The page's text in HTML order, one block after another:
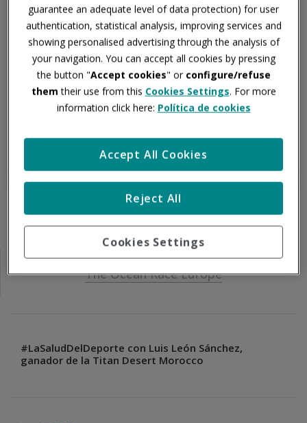
Reconocimientos Médicos
The Ocean Race Europe
#LaSaludDelDeporte con Luis León Sánchez,
ganador de la Titan Desert Morocco
guarantee an adequate level of data protection) for user
authentication, statistical analysis, improving services and
showing personalised advertising through the analysis of
your navigation. You can accept all cookies by pressing
the button "Accept cookies" or configure/refuse
them their use from this Cookies Settings. For more
information click here: Política de cookies
Cookies Settings
Reject All
Accept All Cookies